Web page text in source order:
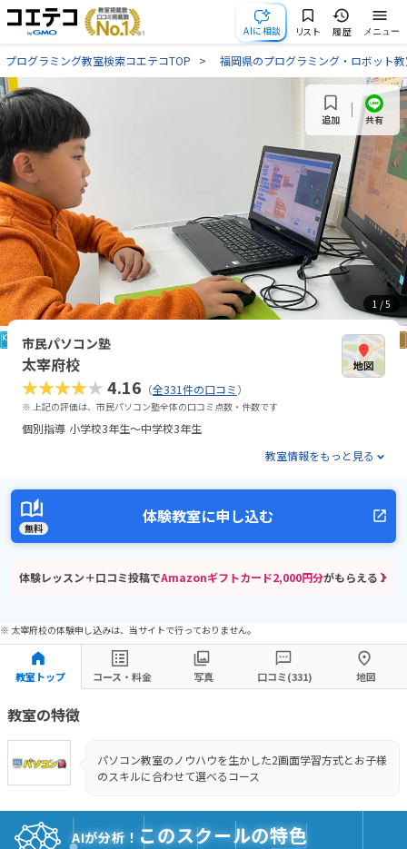
AIに相談 リスト 履歴 メニュー
プログラミング教室検索コエテコTOP 福岡県のプログラミング・ロボット
1 / 5
追加 共有
市民パソコン塾
太宰府校
★★★★★4.16 （全331件の口コミ）
※ 上記の評価は、市民パソコン塾全体の口コミ点数・件数です
個別指導 小学校3年生～中学校3年生
教室情報をもっと見る
無料
体験教室に申し込む
体験レッスン＋口コミ投稿でAmazonギフトカード2,000円分がもらえる！
※ 太宰府校の体験申し込みは、当サイトで行っておりません。
教室トップ コース・料金 写真 口コミ(331) 地図
教室の特徴
パソコン教室のノウハウを生かした2画面学習方式とお子様
のスキルに合わせて選べるコース
AIが分析！ このスクールの特色